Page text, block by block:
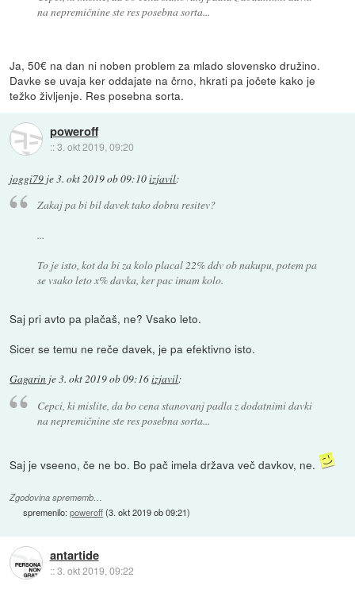
na nepremičnine ste res posebna sorta...
Ja, 50€ na dan ni noben problem za mlado slovensko družino.
Davke se uvaja ker oddajate na črno, hkrati pa jočete kako je
težko življenje. Res posebna sorta.
poweroff
::3. okt 2019, 09:20
joggi79 je3. okt 2019 ob 09:10izjavil:
Zakaj pa bi bil davek tako dobra resitev?
...
To je isto, kot da bi za kolo placal 22% ddv ob nakupu, potem pa
se vsako leto x% davka, ker pac imam kolo.
Saj pri avto pa plačaš, ne? Vsako leto.
Sicer se temu ne reče davek, je pa efektivno isto.
Gagarin je3. okt 2019 ob 09:16izjavil:
Cepci, ki mislite, da bo cena stanovanj padla z dodatnimi davki
na nepremičnine ste res posebna sorta...
Saj je vseeno, če ne bo. Bo pač imela država več davkov, ne.
Zgodovina sprememb…
spremenilo:poweroff(3. okt 2019 ob 09:21)
antartide
::3. okt 2019, 09:22